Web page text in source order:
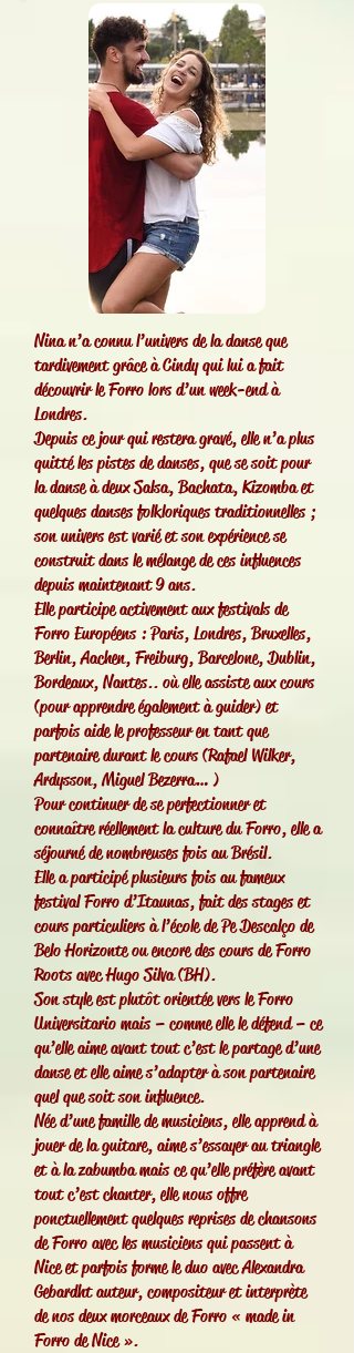
Nina n’a connu l’univers de la danse que
tardivement grâce à Cindy qui lui a fait
découvrir le Forro lors d’un week-end à
Londres.
Depuis ce jour qui restera gravé, elle n’a plus
quitté les pistes de danses, que se soit pour
la danse à deux Salsa, Bachata, Kizomba et
quelques danses folkloriques traditionnelles ;
son univers est varié et son expérience se
construit dans le mélange de ces influences
depuis maintenant 9 ans.
Elle participe activement aux festivals de
Forro Européens : Paris, Londres, Bruxelles,
Berlin, Aachen, Freiburg, Barcelone, Dublin,
Bordeaux, Nantes.. où elle assiste aux cours
(pour apprendre également à guider) et
parfois aide le professeur en tant que
partenaire durant le cours (Rafael Wilker,
Ardysson, Miguel Bezerra… )
Pour continuer de se perfectionner et
connaître réellement la culture du Forro, elle a
séjourné de nombreuses fois au Brésil.
Elle a participé plusieurs fois au fameux
festival Forro d’Itaunas, fait des stages et
cours particuliers à l’école de Pe Descalço de
Belo Horizonte ou encore des cours de Forro
Roots avec Hugo Silva (BH).
Son style est plutôt orientée vers le Forro
Universitario mais – comme elle le défend – ce
qu’elle aime avant tout c’est le partage d’une
danse et elle aime s’adapter à son partenaire
quel que soit son influence.
Née d’une famille de musiciens, elle apprend à
jouer de la guitare, aime s’essayer au triangle
et à la zabumba mais ce qu’elle préfère avant
tout c’est chanter, elle nous offre
ponctuellement quelques reprises de chansons
de Forro avec les musiciens qui passent à
Nice et parfois forme le duo avec Alexandra
Gebardht auteur, compositeur et interprète
de nos deux morceaux de Forro « made in
Forro de Nice ».